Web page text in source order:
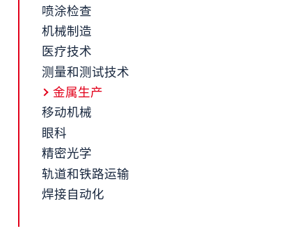
喷涂检查
机械制造
医疗技术
测量和测试技术
金属生产
移动机械
眼科
精密光学
轨道和铁路运输
焊接自动化